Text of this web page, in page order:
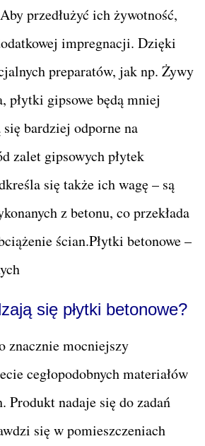
przedłużyć ich żywotność,
impregnacji. Dzięki
preparatów, jak np. Żywy
płytki gipsowe będą mniej
bardziej odporne na
zalet gipsowych płytek
się także ich wagę – są
z betonu, co przekłada
ścian.Płytki betonowe –
się płytki betonowe?
znacznie mocniejszy
cegłopodobnych materiałów
Produkt nadaje się do zadań
się w pomieszczeniach